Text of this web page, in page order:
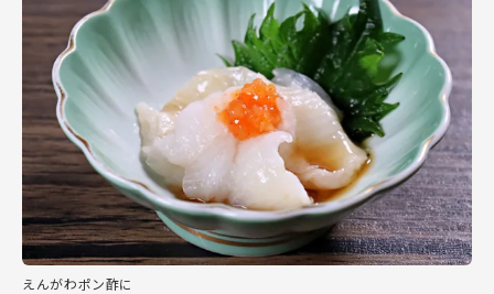
えんがわポン酢に